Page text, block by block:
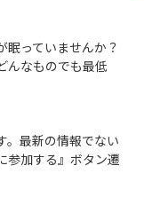
眠っていませんか？
んなものでも最低
。最新の情報でない
参加する』ボタン遷